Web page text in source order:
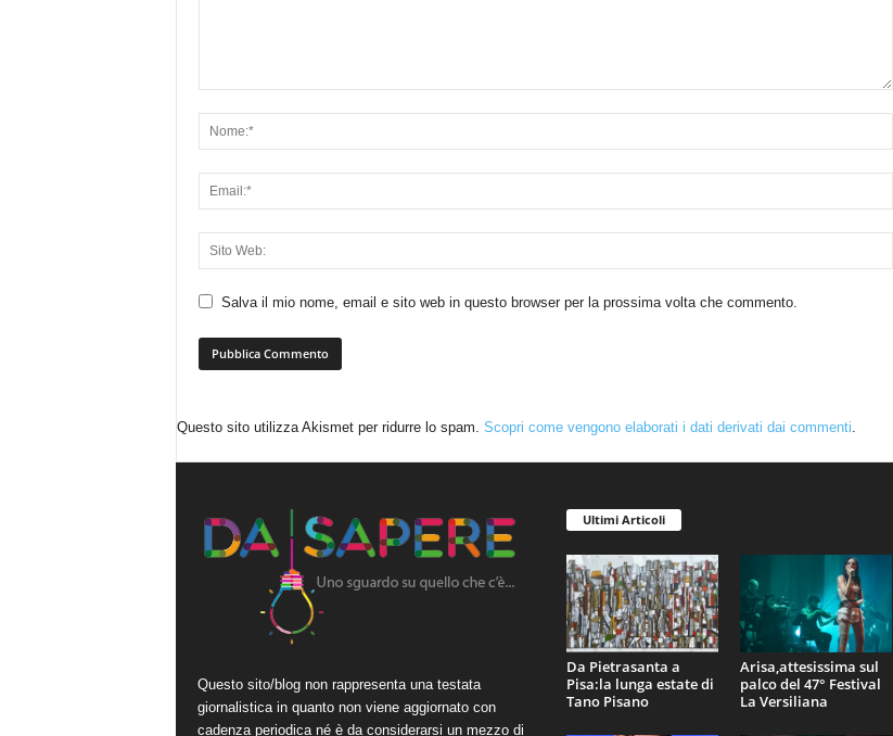
Salva il mio nome, email e sito web in questo browser per la prossima volta che commento.
Questo sito utilizza Akismet per ridurre lo spam. Scopri come vengono elaborati i dati derivati dai commenti.
Questo sito/blog non rappresenta una testata
giornalistica in quanto non viene aggiornato con
cadenza periodica né è da considerarsi un mezzo di
Ultimi Articoli
Da Pietrasanta a
Pisa:la lunga estate di
Tano Pisano
Arisa,attesissima sul
palco del 47° Festival
La Versiliana